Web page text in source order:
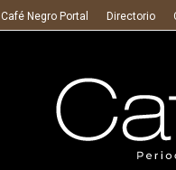
Café Negro Portal Directorio